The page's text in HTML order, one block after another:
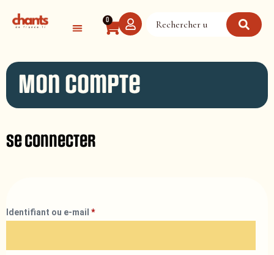
0
Mon compte
Se connecter
Identifiant ou e-mail *